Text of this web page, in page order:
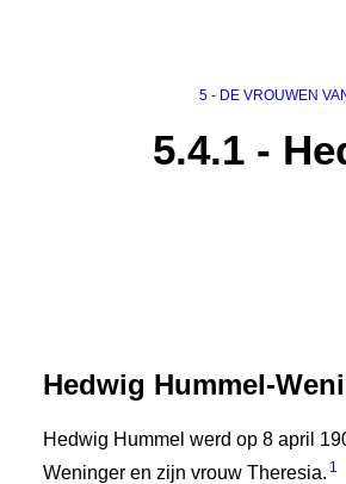
5 - DE VROUWEN
5.4.1 -
Hedwig Hummel-
Hedwig Hummel werd op 8 april
Weninger en zijn vrouw Theresia. 1